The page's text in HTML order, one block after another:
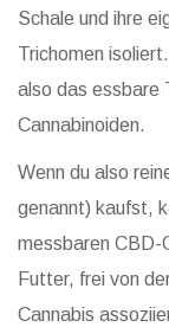
Schale und ihre
Trichomen
also das essbare
Cannabinoiden.
Wenn du also
genannt) kaufst,
messbaren CBD-
Futter, frei von
Cannabis